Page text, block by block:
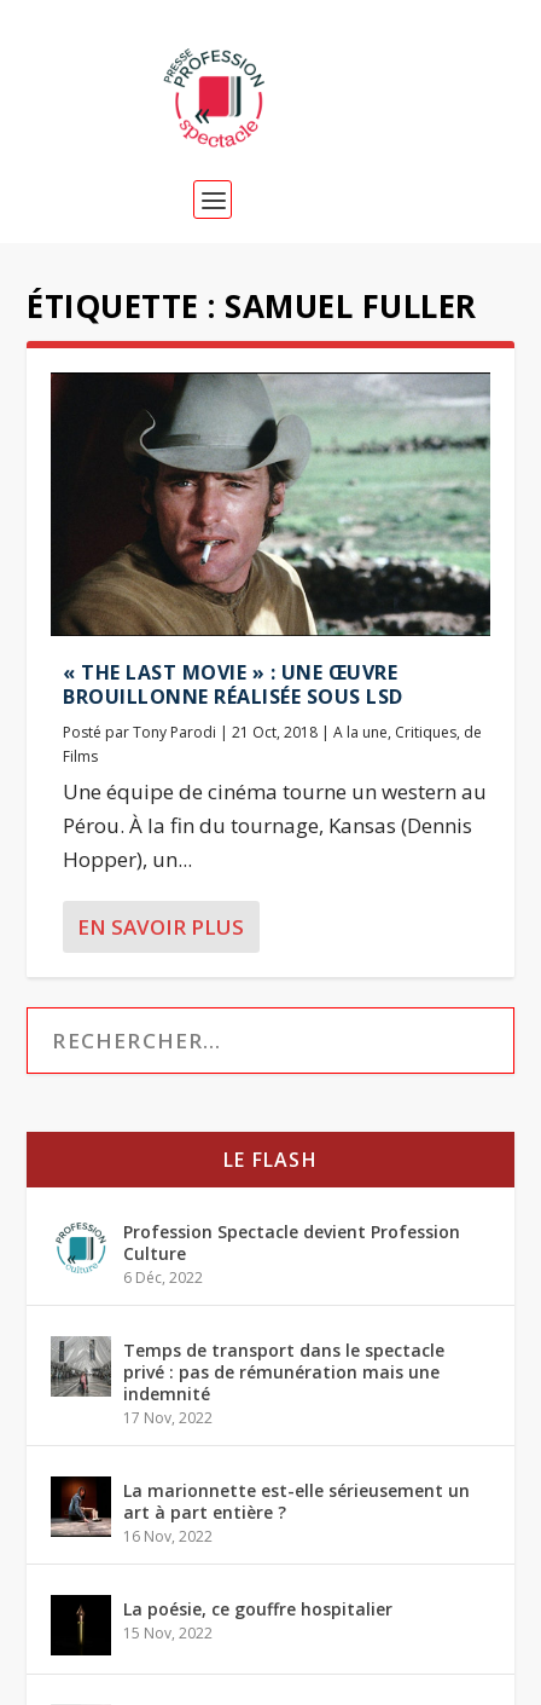
ÉTIQUETTE : SAMUEL FULLER
« THE LAST MOVIE » : UNE ŒUVRE
BROUILLONNE RÉALISÉE SOUS LSD
Posté parTony Parodi |21 Oct, 2018 |A la une, Critiques, de
Films
Une équipe de cinéma tourne un western au
Pérou. À la fin du tournage, Kansas (Dennis
Hopper), un...
EN SAVOIR PLUS
LE FLASH
Profession Spectacle devient Profession
Culture
6 Déc, 2022
Temps de transport dans le spectacle
privé : pas de rémunération mais une
indemnité
17 Nov, 2022
La marionnette est-elle sérieusement un
art à part entière ?
16 Nov, 2022
La poésie, ce gouffre hospitalier
15 Nov, 2022